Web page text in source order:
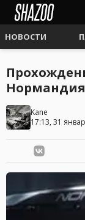
НОВОСТИ
Нормандия
Kane
17:13, 31